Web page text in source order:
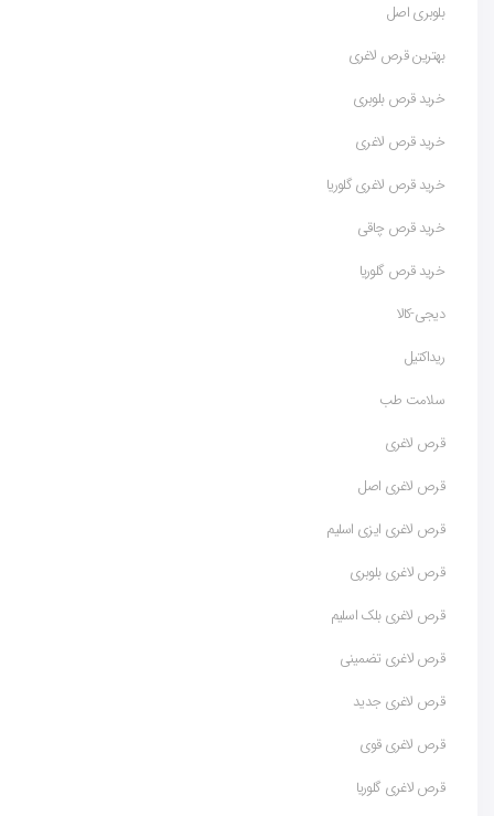
بلوبری اصل
بهترین قرص لاغری
خرید قرص بلوبری
خرید قرص لاغری
خرید قرص لاغری گلوریا
خرید قرص چاقی
خرید قرص گلوریا
دیجی-کالا
ریداکتیل
سلامت طب
قرص لاغری
قرص لاغری اصل
قرص لاغری ایزی اسلیم
قرص لاغری بلوبری
قرص لاغری بلک اسلیم
قرص لاغری تضمینی
قرص لاغری جدید
قرص لاغری قوی
قرص لاغری گلوریا